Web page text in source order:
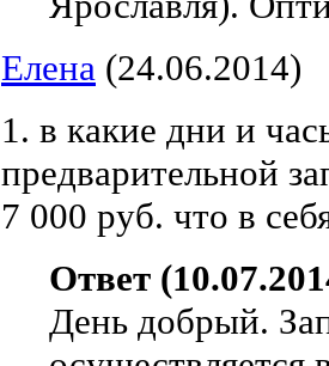
Елена (24.06.2014)
1. в какие дни и
предварительной
7 000 руб. что в
Ответ
День добрый.